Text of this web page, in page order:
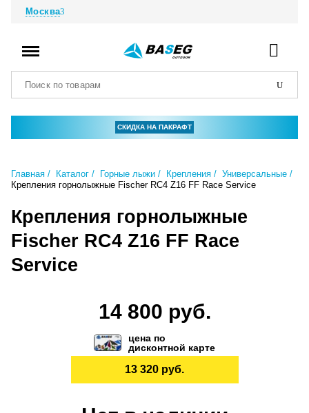
Москва
СКИДКА НА ПАКРАФТ
Главная Каталог Горные лыжи Крепления
Универсальные
Крепления горнолыжные Fischer RC4 Z16 FF Race Service
Крепления горнолыжные
Fischer RC4 Z16 FF Race
Service
14 800 руб.
цена по
дисконтной карте
13 320 руб.